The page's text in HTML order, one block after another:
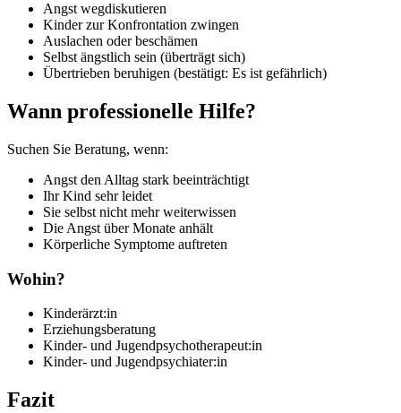
Angst wegdiskutieren
Kinder zur Konfrontation zwingen
Auslachen oder beschämen
Selbst ängstlich sein (überträgt sich)
Übertrieben beruhigen (bestätigt: Es ist gefährlich)
Wann professionelle Hilfe?
Suchen Sie Beratung, wenn:
Angst den Alltag stark beeinträchtigt
Ihr Kind sehr leidet
Sie selbst nicht mehr weiterwissen
Die Angst über Monate anhält
Körperliche Symptome auftreten
Wohin?
Kinderärzt:in
Erziehungsberatung
Kinder- und Jugendpsychotherapeut:in
Kinder- und Jugendpsychiater:in
Fazit